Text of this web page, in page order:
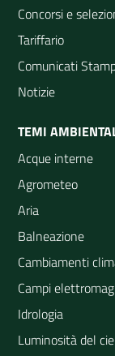
Concorsi e
Tariffario
Comunicati
Notizie
TEMI
Acque interne
Agrometeo
Aria
Balneazione
Cambiamenti
Campi
Idrologia
Luminosità del